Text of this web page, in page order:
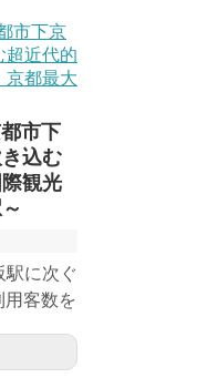
市下
込む
観光
駅に次ぐ
客数を